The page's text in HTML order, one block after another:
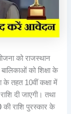
को राजस्थान
को शिक्षा के
के तहत 10वीं कक्षा में
दी जाएगी। तथा
की राशि पुरस्कार के